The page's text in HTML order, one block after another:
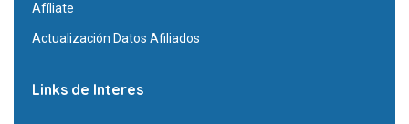
Afíliate
Actualización Datos Afiliados
Links de Interes